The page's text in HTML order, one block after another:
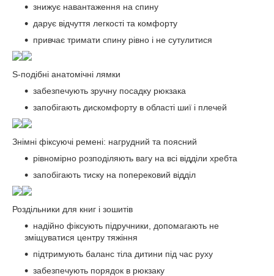
знижує навантаження на спину
дарує відчуття легкості та комфорту
привчає тримати спину рівно і не сутулитися
S-подібні анатомічні лямки
забезпечують зручну посадку рюкзака
запобігають дискомфорту в області шиї і плечей
Знімні фіксуючі ремені: нагрудний та поясний
рівномірно розподіляють вагу на всі відділи хребта
запобігають тиску на поперековий відділ
Роздільники для книг і зошитів
надійно фіксують підручники, допомагають не
зміщуватися центру тяжіння
підтримують баланс тіла дитини під час руху
забезпечують порядок в рюкзаку